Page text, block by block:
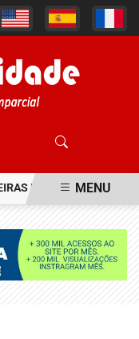
RESGATA JOIA DO
MENU